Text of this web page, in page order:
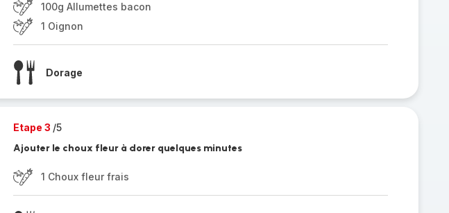
100g Allumettes bacon
1 Oignon
Dorage
Etape 3 /5
Ajouter le choux fleur à dorer quelques minutes
1 Choux fleur frais